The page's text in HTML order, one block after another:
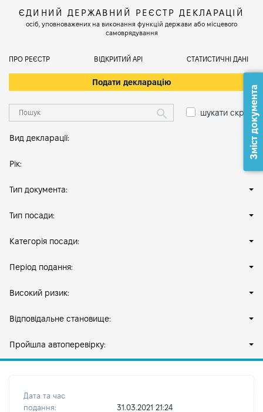
ЄДИНИЙ ДЕРЖАВНИЙ РЕЄСТР ДЕКЛАРАЦІЙ
осіб, уповноважених на виконання функцій держави або місцевого
самоврядування
ПРО РЕЄСТР ВІДКРИТИЙ АРІ СТАТИСТИЧНІ ДАНІ
Подати декларацію
шукати скрізь
Вид декларації:
Рік:
Тип документа:
Тип посади:
Категорія посади:
Період подання:
Високий ризик:
Відповідальне становище:
Пройшла автоперевірку:
Дата та час
подання:
31.03.2021 21:24
Зміст документа